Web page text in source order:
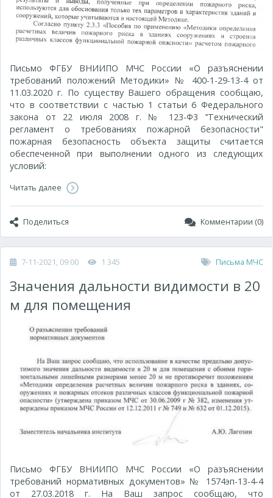
Письмо ФГБУ ВНИИПО МЧС России «О разъяснении
требований положений Методики» № 400-1-29-13-4 от
11.03.2020 г. По существу Вашего обращения сообщаю,
что в соответствии с частью 1 статьи 6 Федерального
закона от 22 июля 2008 г. № 123-Ф3 ’’Технический
регламент о требованиях пожарной безопасности"
пожарная безопасность объекта защиты считается
обеспеченной при выполнении одного из следующих
условий:
Читать далее
Поделиться Комментарии (0)
7-11-2021, 09:00 1 345 Письма МЧС
Значения дальности видимости в 20
м для помещения
Письмо ФГБУ ВНИИПО МЧС России «О разъяснении
требований нормативных документов» № 1574эп-13-4-4
от 27.03.2018 г. На Ваш запрос сообщаю, что